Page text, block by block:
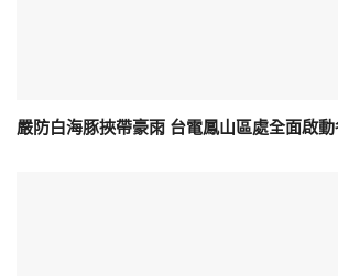
嚴防白海豚挾帶豪雨 台電鳳山區處全面啟